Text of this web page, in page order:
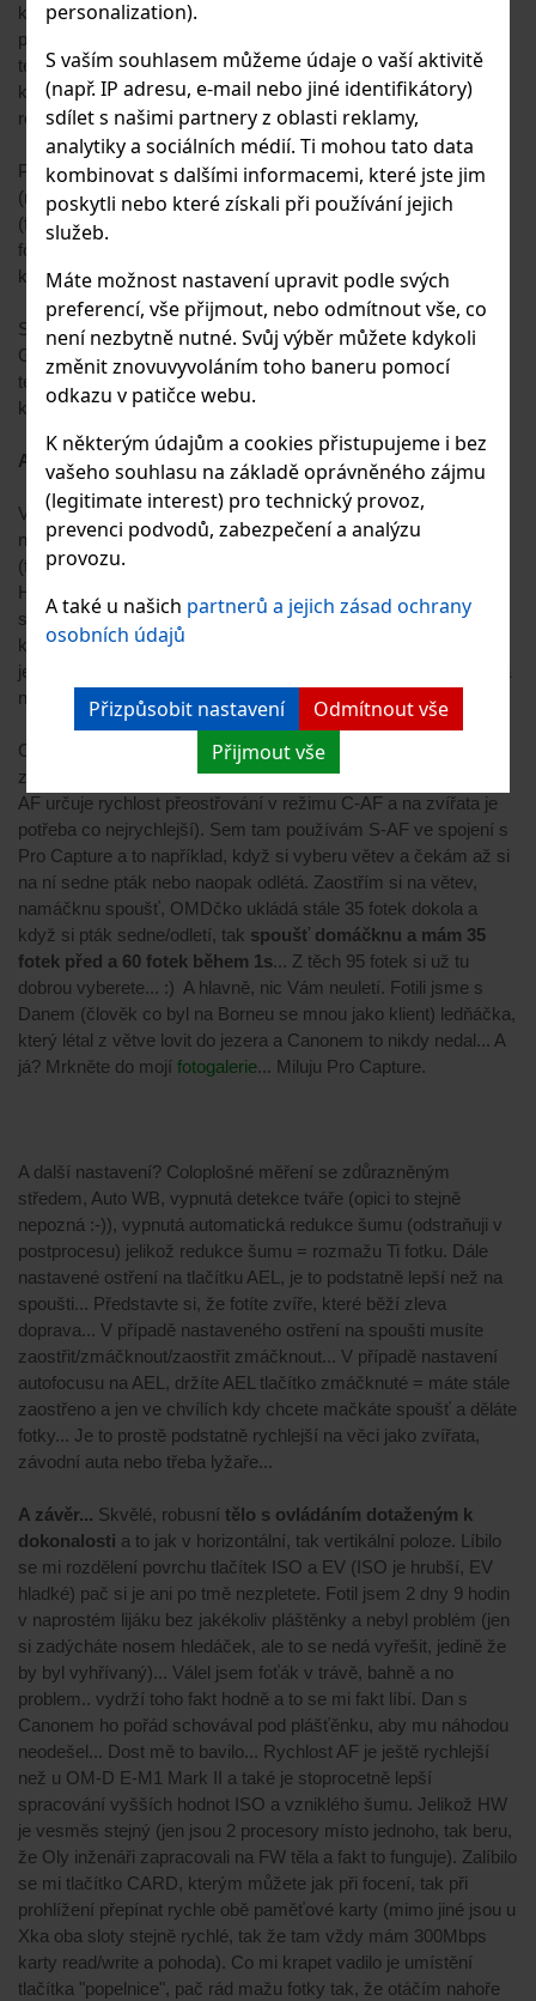
personalization).
S vaším souhlasem můžeme údaje o vaší aktivitě
(např. IP adresu, e-mail nebo jiné identifikátory)
sdílet s našimi partnery z oblasti reklamy,
analytiky a sociálních médií. Ti mohou tato data
kombinovat s dalšími informacemi, které jste jim
poskytli nebo které získali při používání jejich
služeb.
Máte možnost nastavení upravit podle svých
preferencí, vše přijmout, nebo odmítnout vše, co
není nezbytně nutné. Svůj výběr můžete kdykoli
změnit znovuvyvoláním toho baneru pomocí
odkazu v patičce webu.
K některým údajům a cookies přistupujeme i bez
vašeho souhlasu na základě oprávněného zájmu
(legitimate interest) pro technický provoz,
prevenci podvodů, zabezpečení a analýzu
provozu.
A také u našich partnerů a jejich zásad ochrany
osobních údajů
Přizpůsobit nastavení
Odmítnout vše
Přijmout vše
které nemám nikdy potřebu jít. A šum? Šum je naprosto na
použitelné úrovni... Nic hrozného, co by připomínalo válku
teček... Trochu se to max poladí v postprodukci a fotky jsou v
klídku... Chce to testnout a nebát se... Přešel jsem před 1,5
rokem na Oly z FF a vracet se fakt nehodlám... :)
Pak tu samozřejmě najdete funkce jako Live Composite
(například startrails vyfotíte na jednu fotku), focus bracketing
(fotoaparát sám přeostřuje a udělá Vámi nastavený počet
fotografií - na makro pecka, pak to jen složíte) a další fíčury,
které má i OM-D E-M1 Mark II.
Samozřejmě v Xku najdeme i další fíčury jako je vestavěná
GPS (na wildlife se hodí, víte pro příště, kde jste vyfotili),
teploměr, manometr nebo elektronický kompas (to už je tak
krapet zbytečné, ale proč ne)...
A jak jsem OM-D E-M1X používal já na zvířata?
Vždy fotím na režim priority clony A. Fotoaparát mám
nastavený tak, že na zadním kolečku nastavuji hodnotu clony
(f) a na předním kolečku hodnotu korekce expozice (EV).
Hodnotou ISO (na kterou má Xko samostatné tlačítko - super)
si řídím rychlost závěrky a případně reguluji EV dle křivky,
kterou mám zobrazenou jak v hledáčku, tak na displeji. Na
jednom Fn tlačítku zepředu mám nastaveno přepínání AF/MF a
na druhém Fn tlačítku změnu WB (vyvážení bílé barvy)...
Co se týče AF, tak používám C-AF (bez trackingu), jeden
zaostřovací bod a citlivost AF mám nastavenou na +2 (citlivost
AF určuje rychlost přeostřování v režimu C-AF a na zvířata je
potřeba co nejrychlejší). Sem tam používám S-AF ve spojení s
Pro Capture a to například, když si vyberu větev a čekám až si
na ní sedne pták nebo naopak odlétá. Zaostřím si na větev,
namáčknu spoušť, OMDčko ukládá stále 35 fotek dokola a
když si pták sedne/odletí, tak spoušť domáčknu a mám 35
fotek před a 60 fotek během 1s... Z těch 95 fotek si už tu
dobrou vyberete... :) A hlavně, nic Vám neuletí. Fotili jsme s
Danem (člověk co byl na Borneu se mnou jako klient) ledňáčka,
který létal z větve lovit do jezera a Canonem to nikdy nedal... A
já? Mrkněte do mojí fotogalerie... Miluju Pro Capture.
A další nastavení? Coloplošné měření se zdůrazněným
středem, Auto WB, vypnutá detekce tváře (opici to stejně
nepozná :-)), vypnutá automatická redukce šumu (odstraňuji v
postprocesu) jelikož redukce šumu = rozmažu Ti fotku. Dále
nastavené ostření na tlačítku AEL, je to podstatně lepší než na
spoušti... Představte si, že fotíte zvíře, které běží zleva
doprava... V případě nastaveného ostření na spoušti musíte
zaostřit/zmáčknout/zaostřit zmáčknout... V případě nastavení
autofocusu na AEL, držíte AEL tlačítko zmáčknuté = máte stále
zaostřeno a jen ve chvílích kdy chcete mačkáte spoušť a děláte
fotky... Je to prostě podstatně rychlejší na věci jako zvířata,
závodní auta nebo třeba lyžaře...
A závěr... Skvělé, robusní tělo s ovládáním dotaženým k
dokonalosti a to jak v horizontální, tak vertikální poloze. Líbilo
se mi rozdělení povrchu tlačítek ISO a EV (ISO je hrubší, EV
hladké) pač si je ani po tmě nezpletete. Fotil jsem 2 dny 9 hodin
v naprostém lijáku bez jakékoliv pláštěnky a nebyl problém (jen
si zadýcháte nosem hledáček, ale to se nedá vyřešit, jedině že
by byl vyhřívaný)... Válel jsem foťák v trávě, bahně a no
problem.. vydrží toho fakt hodně a to se mi fakt líbí. Dan s
Canonem ho pořád schovával pod plášťěnku, aby mu náhodou
neodešel... Dost mě to bavilo... Rychlost AF je ještě rychlejší
než u OM-D E-M1 Mark II a také je stoprocetně lepší
spracování vyšších hodnot ISO a vzniklého šumu. Jelikož HW
je vesměs stejný (jen jsou 2 procesory místo jednoho, tak beru,
že Oly inženáři zapracovali na FW těla a fakt to funguje). Zalíbilo
se mi tlačítko CARD, kterým můžete jak při focení, tak při
prohlížení přepínat rychle obě paměťové karty (mimo jiné jsou u
Xka oba sloty stejně rychlé, tak že tam vždy mám 300Mbps
karty read/write a pohoda). Co mi krapet vadilo je umístění
tlačítka "popelnice", pač rád mažu fotky tak, že otáčím nahoře